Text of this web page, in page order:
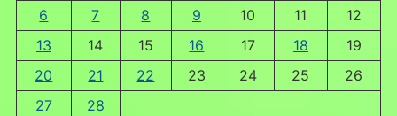
6
7 8 9 10 11
12
13
14 15 16 17 18
19
20
21 22 23 24 25
26
27
28